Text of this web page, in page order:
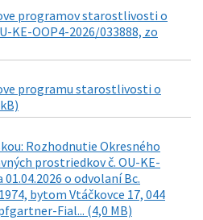
programov starostlivosti o
KE-OOP4-2026/033888, zo
programu starostlivosti o
Rozhodnutie Okresného
prostriedkov č. OU-KE-
o odvolaní Bc.
bytom Vtáčkovce 17, 044
Fial... (4,0 MB)